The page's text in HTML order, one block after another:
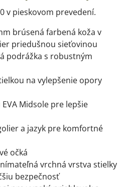
v pieskovom prevedení.
brúsená farbená koža v
priedušnou sieťovinou
podrážka s robustným
na vylepšenie opory
Midsole pre lepšie
a jazyk pre komfortné
očká
vrchná vrstva stielky
bezpečnosť